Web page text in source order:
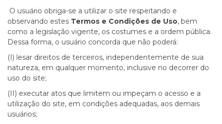
O usuário obriga-se a utilizar o site respeitando e
observando estes Termos e Condições de Uso, bem
como a legislação vigente, os costumes e a ordem pública.
Dessa forma, o usuário concorda que não poderá:
(I) lesar direitos de terceiros, independentemente de sua
natureza, em qualquer momento, inclusive no decorrer do
uso do site;
(II) executar atos que limitem ou impeçam o acesso e a
utilização do site, em condições adequadas, aos demais
usuários;